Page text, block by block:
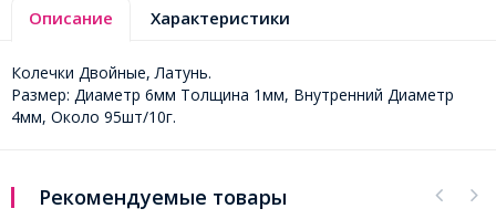
Описание Характеристики
Колечки Двойные, Латунь.
Размер: Диаметр 6мм Толщина 1мм, Внутренний Диаметр
4мм, Около 95шт/10г.
Рекомендуемые товары